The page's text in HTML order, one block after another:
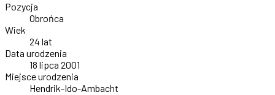
Pozycja
Obrońca
Wiek
24 lat
Data urodzenia
18 lipca 2001
Miejsce urodzenia
Hendrik-Ido-Ambacht